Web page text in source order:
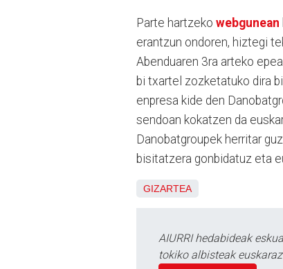
Parte hartzeko webgunean
erantzun ondoren, hiztegi
Abenduaren 3ra arteko
bi txartel zozketatuko dira
enpresa kide den
sendoan kokatzen da
Danobatgroupek herritar
bisitatzera gonbidatuz eta
GIZARTEA
AIURRI hedabideak
tokiko albisteak